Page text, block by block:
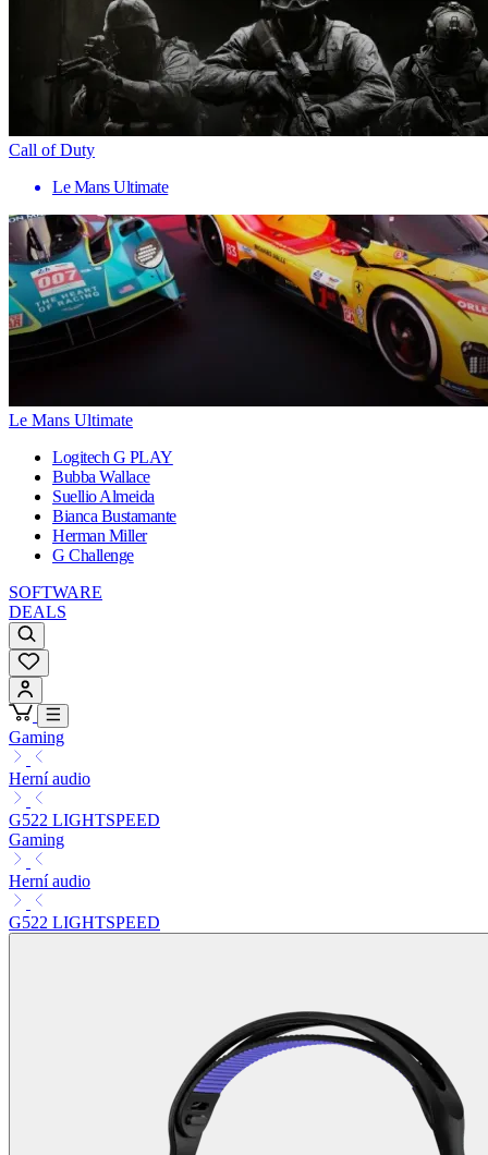
Call of Duty
Le Mans Ultimate
Le Mans Ultimate
Logitech G PLAY
Bubba Wallace
Suellio Almeida
Bianca Bustamante
Herman Miller
G Challenge
SOFTWARE
DEALS
Gaming
Herní audio
G522 LIGHTSPEED
Gaming
Herní audio
G522 LIGHTSPEED